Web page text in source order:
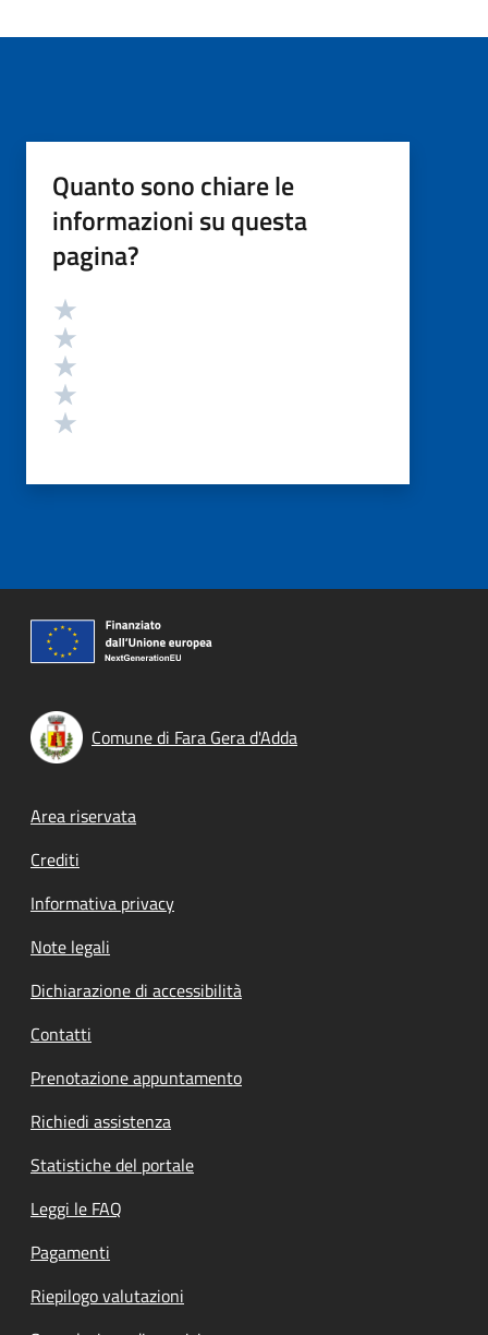
Quanto sono chiare le
informazioni su questa
pagina?
Valutazione
Comune di Fara Gera d'Adda
Footer menu
Area riservata
Crediti
Informativa privacy
Note legali
Dichiarazione di accessibilità
Contatti
Prenotazione appuntamento
Richiedi assistenza
Statistiche del portale
Leggi le FAQ
Pagamenti
Riepilogo valutazioni